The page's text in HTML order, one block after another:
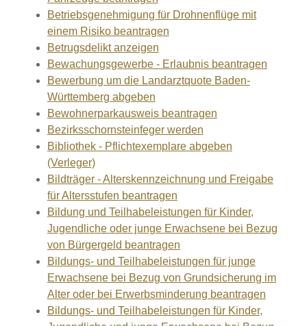
Betriebsgenehmigung für Drohnenflüge mit
einem Risiko beantragen
Betrugsdelikt anzeigen
Bewachungsgewerbe - Erlaubnis beantragen
Bewerbung um die Landarztquote Baden-
Württemberg abgeben
Bewohnerparkausweis beantragen
Bezirksschornsteinfeger werden
Bibliothek - Pflichtexemplare abgeben
(Verleger)
Bildträger - Alterskennzeichnung und Freigabe
für Altersstufen beantragen
Bildung und Teilhabeleistungen für Kinder,
Jugendliche oder junge Erwachsene bei Bezug
von Bürgergeld beantragen
Bildungs- und Teilhabeleistungen für junge
Erwachsene bei Bezug von Grundsicherung im
Alter oder bei Erwerbsminderung beantragen
Bildungs- und Teilhabeleistungen für Kinder,